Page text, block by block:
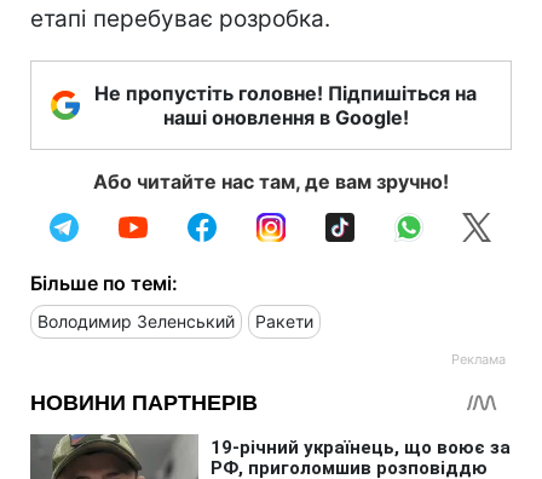
етапі перебуває розробка.
Не пропустіть головне! Підпишіться на
наші оновлення в Google!
Або читайте нас там, де вам зручно!
Більше по темі:
Володимир Зеленський Ракети